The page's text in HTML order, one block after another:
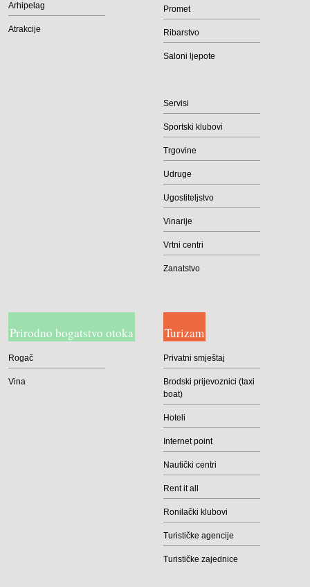
Arhipelag
Atrakcije
Promet
Ribarstvo
Saloni ljepote
Servisi
Sportski klubovi
Trgovine
Udruge
Ugostiteljstvo
Vinarije
Vrtni centri
Zanatstvo
Prirodno bogatstvo otoka
Rogač
Vina
Turizam
Privatni smještaj
Brodski prijevoznici (taxi
boat)
Hoteli
Internet point
Nautički centri
Rent it all
Ronilački klubovi
Turističke agencije
Turističke zajednice